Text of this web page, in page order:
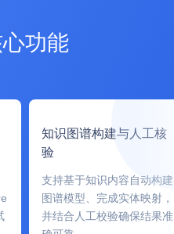
功能
知识图谱构建与人工核
验
支持基于知识内容自动构建
图谱模型、完成实体映射，
并结合人工校验确保结果准